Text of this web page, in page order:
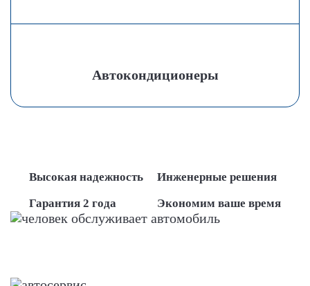
Автокондиционеры
Высокая надежность
Инженерные решения
Гарантия 2 года
Экономим ваше время